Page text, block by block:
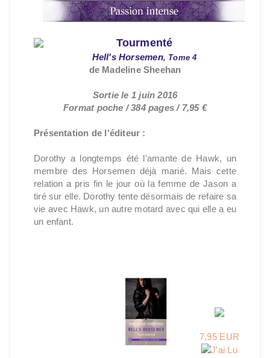
Tourmenté
Hell's Horsemen, Tome4
de Madeline Sheehan
Sortie le 1 juin 2016
Format poche / 384 pages / 7,95 €
Présentation de l'éditeur :
Dorothy a longtemps été l'amante de Hawk, un
membre des Horsemen déjà marié. Mais cette
relation a pris fin le jour où la femme de Jason a
tiré sur elle. Dorothy tente désormais de refaire sa
vie avec Hawk, un autre motard avec qui elle a eu
un enfant.
7,95 EUR